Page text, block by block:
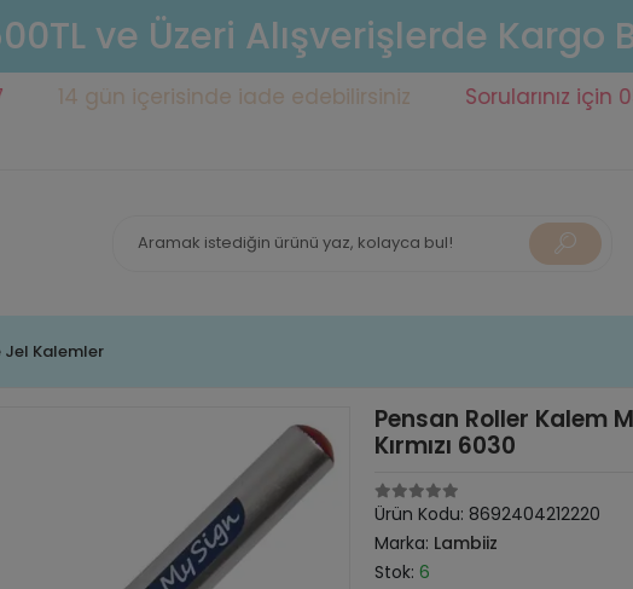
ve Üzeri Alışverişlerde Kargo
gün içerisinde iade edebilirsiniz Sorularınız için 0553
Jel Kalemler
Pensan Roller Kalem
Kırmızı 6030
Ürün Kodu: 8692404212220
Marka: Lambiiz
Stok: 6